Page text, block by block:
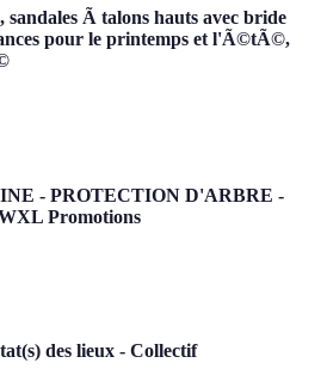
sandales Ã talons hauts avec bride
pour le printemps et l'Ã©tÃ©,
- PROTECTION D'ARBRE -
Promotions
des lieux - Collectif